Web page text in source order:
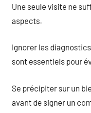
Une seule visite ne
aspects.
Ignorer les
sont essentiels pour
Se précipiter sur un
avant de signer un